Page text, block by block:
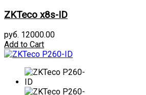
ZKTeco x8s-ID
руб. 12000.00
Add to Cart